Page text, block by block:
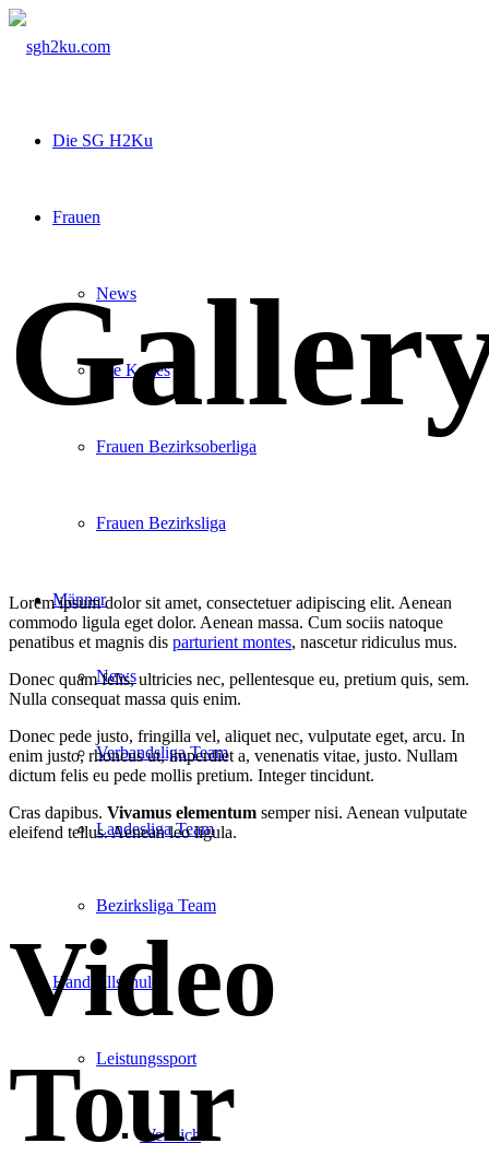
Die SG H2Ku
Frauen
News
Die Kuties
Frauen Bezirksoberliga
Frauen Bezirksliga
Männer
News
Verbandsliga Team
Landesliga Team
Bezirksliga Team
Handballschule
Leistungssport
Weiblich
Lorem ipsum dolor sit amet, consectetuer adipiscing elit. Aenean
commodo ligula eget dolor. Aenean massa. Cum sociis natoque
penatibus et magnis dis parturient montes, nascetur ridiculus mus.
Donec quam felis, ultricies nec, pellentesque eu, pretium quis, sem.
Nulla consequat massa quis enim.
Donec pede justo, fringilla vel, aliquet nec, vulputate eget, arcu. In
enim justo, rhoncus ut, imperdiet a, venenatis vitae, justo. Nullam
dictum felis eu pede mollis pretium. Integer tincidunt.
Cras dapibus. Vivamus elementum semper nisi. Aenean vulputate
eleifend tellus. Aenean leo ligula.
Video
Tour